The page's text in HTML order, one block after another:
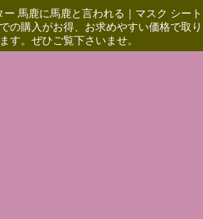
馬鹿に馬鹿と言われる ｜ マスク シート
の購入がお得、お求めやすい価格で取り
す。ぜひご覧下さいませ。